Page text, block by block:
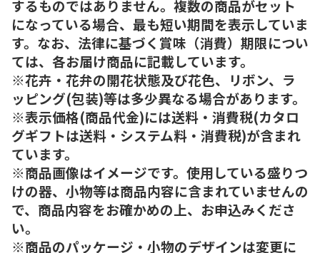
するものではありません。複数の商品がセット
になっている場合、最も短い期間を表示していま
す。なお、法律に基づく賞味（消費）期限につい
ては、各お届け商品に記載しています。
※花卉・花弁の開花状態及び花色、リボン、ラ
ッピング(包装)等は多少異なる場合があります。
※表示価格(商品代金)には送料・消費税(カタロ
グギフトは送料・システム料・消費税)が含まれ
ています。
※商品画像はイメージです。使用している盛りつ
けの器、小物等は商品内容に含まれていませんの
で、商品内容をお確かめの上、お申込みくださ
い。
※商品のパッケージ・小物のデザインは変更に